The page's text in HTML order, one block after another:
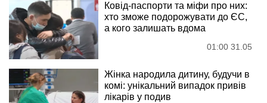
Ковід-паспорти та міфи про них:
хто зможе подорожувати до ЄС,
а кого залишать вдома
01:00 31.05
Жінка народила дитину, будучи в
комі: унікальний випадок привів
лікарів у подив